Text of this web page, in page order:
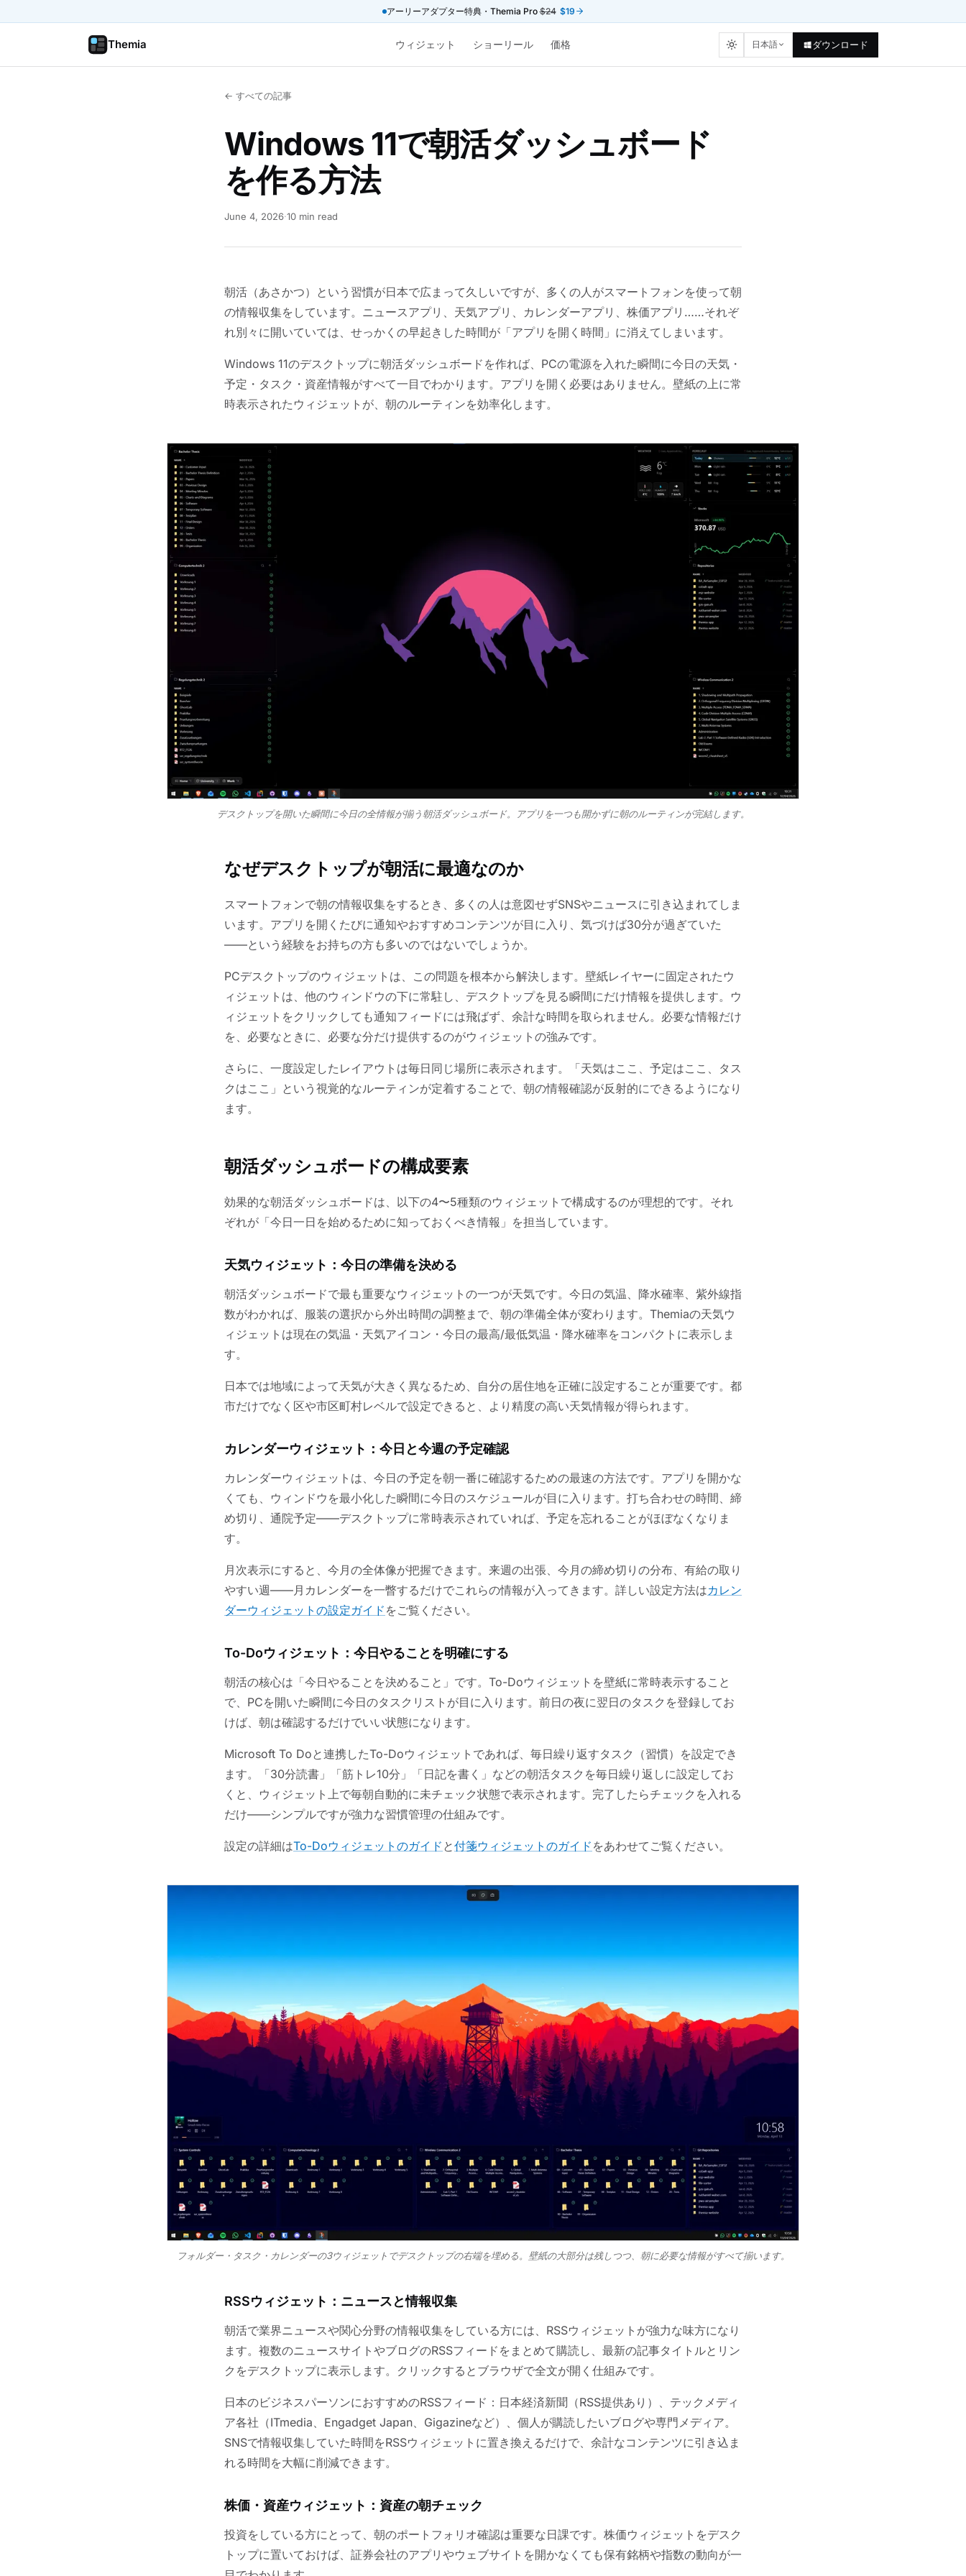
アーリーアダプター特典・Themia Pro$24 $19
Themia ウィジェット ショーリール 価格 日本語 ダウンロード
← すべての記事
Windows 11で朝活ダッシュボード
を作る方法
June 4, 2026·10 min read
朝活（あさかつ）という習慣が日本で広まって久しいですが、多くの人がスマートフォンを使って朝
の情報収集をしています。ニュースアプリ、天気アプリ、カレンダーアプリ、株価アプリ……それぞ
れ別々に開いていては、せっかくの早起きした時間が「アプリを開く時間」に消えてしまいます。
Windows 11のデスクトップに朝活ダッシュボードを作れば、PCの電源を入れた瞬間に今日の天気・
予定・タスク・資産情報がすべて一目でわかります。アプリを開く必要はありません。壁紙の上に常
時表示されたウィジェットが、朝のルーティンを効率化します。
デスクトップを開いた瞬間に今日の全情報が揃う朝活ダッシュボード。アプリを一つも開かずに朝のルーティンが完結します。
なぜデスクトップが朝活に最適なのか
スマートフォンで朝の情報収集をするとき、多くの人は意図せずSNSやニュースに引き込まれてしま
います。アプリを開くたびに通知やおすすめコンテンツが目に入り、気づけば30分が過ぎていた
——という経験をお持ちの方も多いのではないでしょうか。
PCデスクトップのウィジェットは、この問題を根本から解決します。壁紙レイヤーに固定されたウ
ィジェットは、他のウィンドウの下に常駐し、デスクトップを見る瞬間にだけ情報を提供します。ウ
ィジェットをクリックしても通知フィードには飛ばず、余計な時間を取られません。必要な情報だけ
を、必要なときに、必要な分だけ提供するのがウィジェットの強みです。
さらに、一度設定したレイアウトは毎日同じ場所に表示されます。「天気はここ、予定はここ、タス
クはここ」という視覚的なルーティンが定着することで、朝の情報確認が反射的にできるようになり
ます。
朝活ダッシュボードの構成要素
効果的な朝活ダッシュボードは、以下の4〜5種類のウィジェットで構成するのが理想的です。それ
ぞれが「今日一日を始めるために知っておくべき情報」を担当しています。
天気ウィジェット：今日の準備を決める
朝活ダッシュボードで最も重要なウィジェットの一つが天気です。今日の気温、降水確率、紫外線指
数がわかれば、服装の選択から外出時間の調整まで、朝の準備全体が変わります。Themiaの天気ウ
ィジェットは現在の気温・天気アイコン・今日の最高/最低気温・降水確率をコンパクトに表示しま
す。
日本では地域によって天気が大きく異なるため、自分の居住地を正確に設定することが重要です。都
市だけでなく区や市区町村レベルで設定できると、より精度の高い天気情報が得られます。
カレンダーウィジェット：今日と今週の予定確認
カレンダーウィジェットは、今日の予定を朝一番に確認するための最速の方法です。アプリを開かな
くても、ウィンドウを最小化した瞬間に今日のスケジュールが目に入ります。打ち合わせの時間、締
め切り、通院予定——デスクトップに常時表示されていれば、予定を忘れることがほぼなくなりま
す。
月次表示にすると、今月の全体像が把握できます。来週の出張、今月の締め切りの分布、有給の取り
やすい週——月カレンダーを一瞥するだけでこれらの情報が入ってきます。詳しい設定方法はカレン
ダーウィジェットの設定ガイド をご覧ください。
To-Doウィジェット：今日やることを明確にする
朝活の核心は「今日やることを決めること」です。To-Doウィジェットを壁紙に常時表示すること
で、PCを開いた瞬間に今日のタスクリストが目に入ります。前日の夜に翌日のタスクを登録してお
けば、朝は確認するだけでいい状態になります。
Microsoft To Doと連携したTo-Doウィジェットであれば、毎日繰り返すタスク（習慣）を設定でき
ます。「30分読書」「筋トレ10分」「日記を書く」などの朝活タスクを毎日繰り返しに設定してお
くと、ウィジェット上で毎朝自動的に未チェック状態で表示されます。完了したらチェックを入れる
だけ——シンプルですが強力な習慣管理の仕組みです。
設定の詳細はTo-Doウィジェットのガイド と付箋ウィジェットのガイド をあわせてご覧ください。
フォルダー・タスク・カレンダーの3ウィジェットでデスクトップの右端を埋める。壁紙の大部分は残しつつ、朝に必要な情報がすべて揃います。
RSSウィジェット：ニュースと情報収集
朝活で業界ニュースや関心分野の情報収集をしている方には、RSSウィジェットが強力な味方になり
ます。複数のニュースサイトやブログのRSSフィードをまとめて購読し、最新の記事タイトルとリン
クをデスクトップに表示します。クリックするとブラウザで全文が開く仕組みです。
日本のビジネスパーソンにおすすめのRSSフィード：日本経済新聞（RSS提供あり）、テックメディ
ア各社（ITmedia、Engadget Japan、Gigazineなど）、個人が購読したいブログや専門メディア。
SNSで情報収集していた時間をRSSウィジェットに置き換えるだけで、余計なコンテンツに引き込ま
れる時間を大幅に削減できます。
株価・資産ウィジェット：資産の朝チェック
投資をしている方にとって、朝のポートフォリオ確認は重要な日課です。株価ウィジェットをデスク
トップに置いておけば、証券会社のアプリやウェブサイトを開かなくても保有銘柄や指数の動向が一